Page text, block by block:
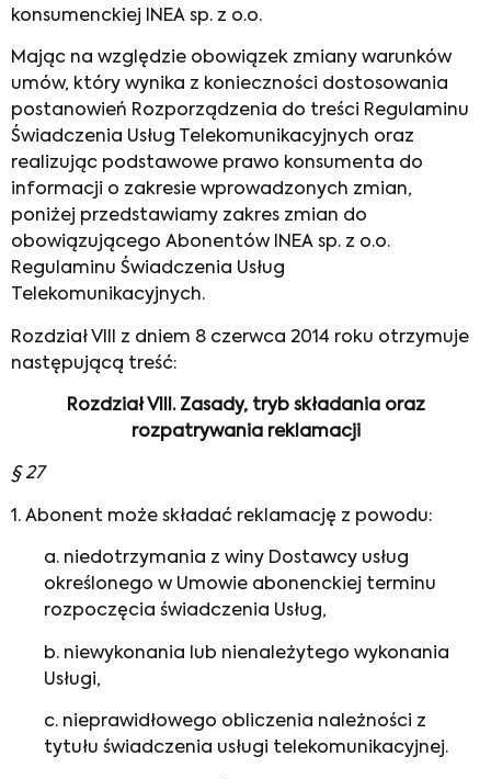
konsumenckiej INEA sp. z o.o.
Mając na względzie obowiązek zmiany warunków
umów, który wynika z konieczności dostosowania
postanowień Rozporządzenia do treści Regulaminu
Świadczenia Usług Telekomunikacyjnych oraz
realizując podstawowe prawo konsumenta do
informacji o zakresie wprowadzonych zmian,
poniżej przedstawiamy zakres zmian do
obowiązującego Abonentów INEA sp. z o.o.
Regulaminu Świadczenia Usług
Telekomunikacyjnych.
Rozdział VIII z dniem 8 czerwca 2014 roku otrzymuje
następującą treść:
Rozdział VIII. Zasady, tryb składania oraz
rozpatrywania reklamacji
§ 27
1. Abonent może składać reklamację z powodu:
a. niedotrzymania z winy Dostawcy usług
określonego w Umowie abonenckiej terminu
rozpoczęcia świadczenia Usług,
b. niewykonania lub nienależytego wykonania
Usługi,
c. nieprawidłowego obliczenia należności z
tytułu świadczenia usługi telekomunikacyjnej.